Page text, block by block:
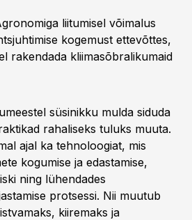
liitumisel võimalus
kogemust ettevõttes,
rakendada kliimasõbralikumaid
süsinikku mulda siduda
rahaliseks tuluks muuta.
ajal ka tehnoloogiat, mis
kogumise ja edastamise,
ning lühendades
protsessi. Nii muutub
kiiremaks ja